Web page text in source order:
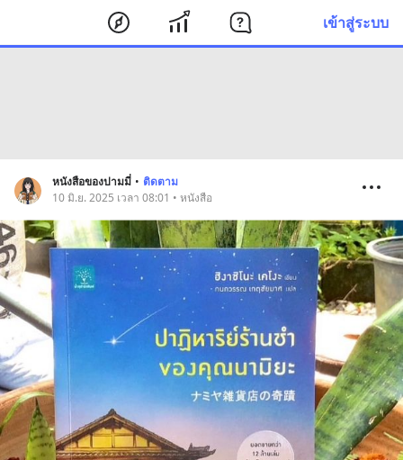
เข้าสู่ระบบ
หนังสือของปามมี่ • ติดตาม
10 มิ.ย. 2025 เวลา 08:01 • หนังสือ